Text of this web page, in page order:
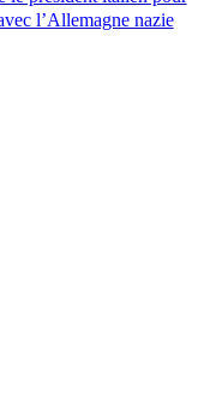
l’Allemagne nazie